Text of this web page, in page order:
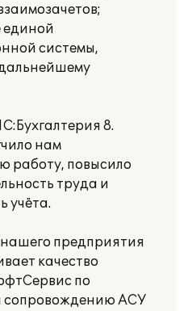
единой
системы,
8.
нам
работу, повысило
труда и
учёта.
предприятия
качество
по
сопровождению АСУ